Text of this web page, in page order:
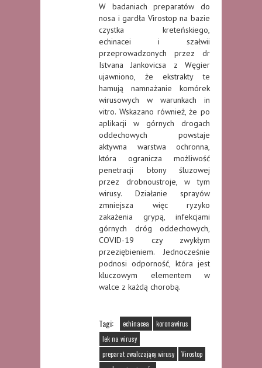
W badaniach preparatów do
nosa i gardła Virostop na bazie
czystka kreteńskiego,
echinacei i szałwii
przeprowadzonych przez dr
Istvana Jankovicsa z Węgier
ujawniono, że ekstrakty te
hamują namnażanie komórek
wirusowych w warunkach in
vitro. Wskazano również, że po
aplikacji w górnych drogach
oddechowych powstaje
aktywna warstwa ochronna,
która ogranicza możliwość
penetracji błony śluzowej
przez drobnoustroje, w tym
wirusy. Działanie sprayów
zmniejsza więc ryzyko
zakażenia grypą, infekcjami
górnych dróg oddechowych,
COVID-19 czy zwykłym
przeziębieniem. Jednocześnie
podnosi odporność, która jest
kluczowym elementem w
walce z każdą chorobą.
Tagi: echinacea
koronawirus
lek na wirusy
preparat zwalczający wirusy
Virostop